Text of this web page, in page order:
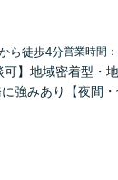
ら徒歩4分営業時間
可】地域密着型
強みあり【夜間